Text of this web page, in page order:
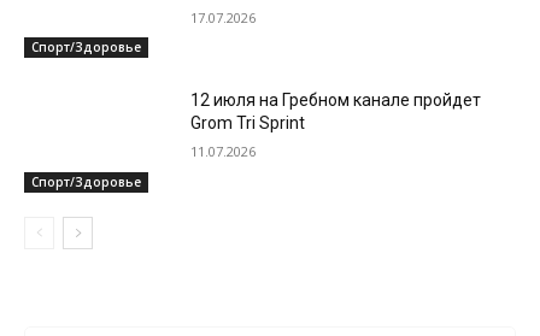
Спорт/Здоровье
17.07.2026
Спорт/Здоровье
12 июля на Гребном канале пройдет
Grom Tri Sprint
11.07.2026